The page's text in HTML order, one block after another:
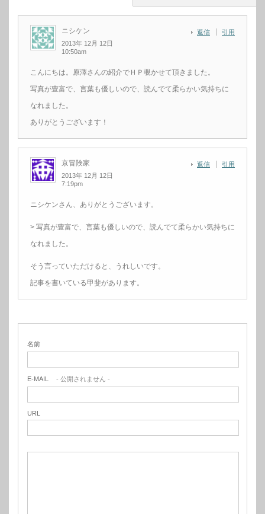
ニシケン
2013年 12月 12日
10:50am
返信 引用
こんにちは。原澤さんの紹介でＨＰ覗かせて頂きました。
写真が豊富で、言葉も優しいので、読んでて柔らかい気持ちに
なれました。
ありがとうございます！
京冒険家
2013年 12月 12日
7:19pm
返信 引用
ニシケンさん、ありがとうございます。
> 写真が豊富で、言葉も優しいので、読んでて柔らかい気持ちに
なれました。
そう言っていただけると、うれしいです。
記事を書いている甲斐があります。
名前
E-MAIL - 公開されません -
URL